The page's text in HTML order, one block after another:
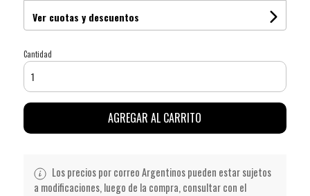
Ver cuotas y descuentos
Cantidad
AGREGAR AL CARRITO
Los precios por correo Argentinos pueden estar sujetos
a modificaciones, luego de la compra, consultar con el